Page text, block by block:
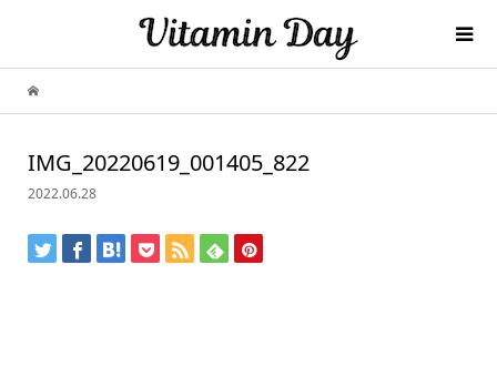
IMG_20220619_001405_822
2022.06.28